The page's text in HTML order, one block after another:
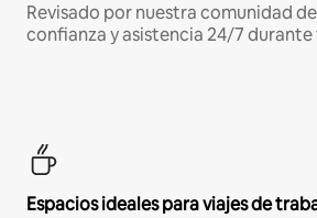
Revisado por nuestra comunidad
confianza y asistencia 24/7
Espacios ideales para viajes de